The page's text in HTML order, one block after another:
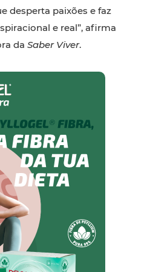
desperta paixões e faz
e real”, afirma
da Saber Viver.